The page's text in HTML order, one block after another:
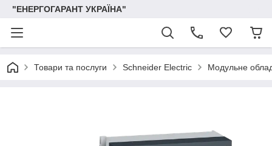
"ЕНЕРГОГАРАНТ УКРАЇНА"
Товари та послуги Schneider Electric Модульне